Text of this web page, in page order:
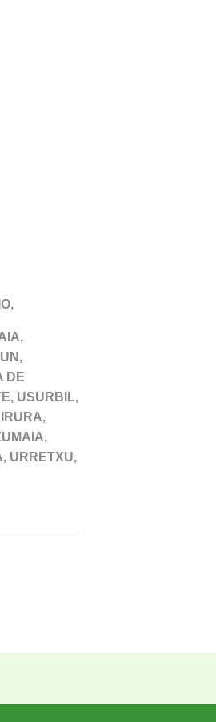
DE
USURBIL,
URRETXU,